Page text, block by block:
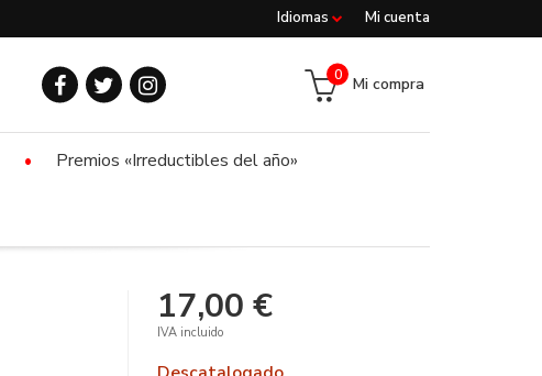
Mi cuenta
Idiomas
Mi compra
0
Premios «Irreductibles del año»
17,00 €
IVA incluido